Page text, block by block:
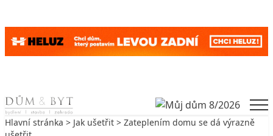
Skip to content
Hlavní stránka > Jak ušetřit > Zateplením domu se dá výrazně